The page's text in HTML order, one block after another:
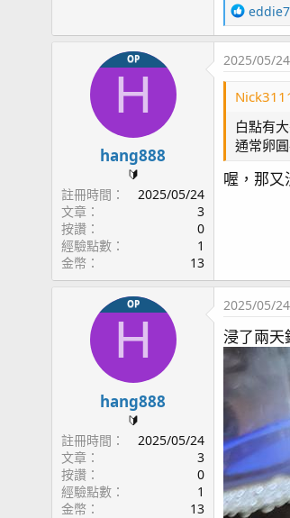
R
e
a
c
i
n
s
OP
H
hang888
🔰
註冊時間
2025/05/24
文章
3
按讚
0
經驗點數
1
金幣
13
2025/05/24
白點有
通常卵
喔，那
OP
H
hang888
🔰
註冊時間
2025/05/24
文章
3
按讚
0
經驗點數
1
金幣
13
2025/05/24
浸了兩天